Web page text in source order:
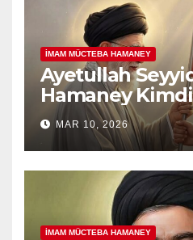
İMAM MÜCTEBA HAMANEY
Ayetullah
Hamaney
MAR 10, 2026
İMAM MÜCTEBA HAMANEY